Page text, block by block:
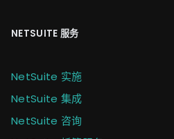
NETSUITE 服务
NetSuite 实施
NetSuite 集成
NetSuite 咨询